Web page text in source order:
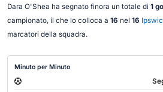
Dara O'Shea ha segnato finora un totale di 1
campionato, il che lo colloca a 16 nel 16
marcatori della squadra.
Minuto per Minuto